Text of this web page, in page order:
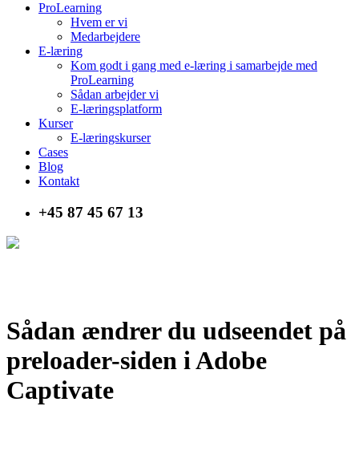
ProLearning
Hvem er vi
Medarbejdere
E-læring
Kom godt i gang med e-læring i samarbejde med
ProLearning
Sådan arbejder vi
E-læringsplatform
Kurser
E-læringskurser
Cases
Blog
Kontakt
+45 87 45 67 13
Sådan ændrer du udseendet på
preloader-siden i Adobe
Captivate